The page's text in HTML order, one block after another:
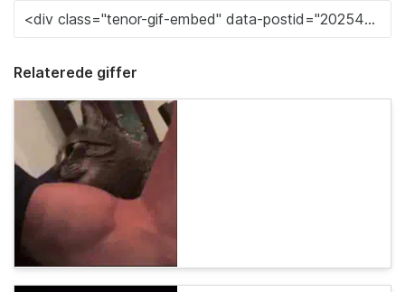
Relaterede giffer